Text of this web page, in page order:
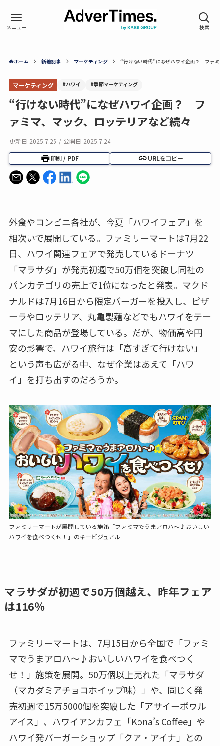
ホーム 新着記事 マーケティング “行けない時代”になぜハワイ企画？ ファ
マーケティング #ハワイ #季節マーケティング
“行けない時代”になぜハワイ企画？ フ
ァミマ、マック、ロッテリアなど続々
更新日 2025.7.25 / 公開日 2025.7.24
印刷 / PDF URLをコピー
外食やコンビニ各社が、今夏「ハワイフェア」を
相次いで展開している。ファミリーマートは7月22
日、ハワイ関連フェアで発売しているドーナツ
「マラサダ」が発売初週で50万個を突破し同社の
パンカテゴリの売上で1位になったと発表。マクド
ナルドは7月16日から限定バーガーを投入し、ピザ
ーラやロッテリア、丸亀製麺などでもハワイをテー
マにした商品が登場している。だが、物価高や円
安の影響で、ハワイ旅行は「高すぎて行けない」
という声も広がる中、なぜ企業はあえて「ハワ
イ」を打ち出すのだろうか。
ファミリーマートが展開している施策「ファミマでうまアロハ～♪おいしい
ハワイを食べつくせ！」のキービジュアル
マラサダが初週で50万個越え、昨年フェア
は116％
ファミリーマートは、7月15日から全国で「ファミ
マでうまアロハ～♪おいしいハワイを食べつく
せ！」施策を展開。50万個以上売れた「マラサダ
（マカダミアチョコホイップ味）」や、同じく発
売初週で15万5000個を突破した「アサイーボウル
アイス」、ハワイアンカフェ「Kona’s Coffee」や
ハワイ発バーガーショップ「クア・アイナ」との